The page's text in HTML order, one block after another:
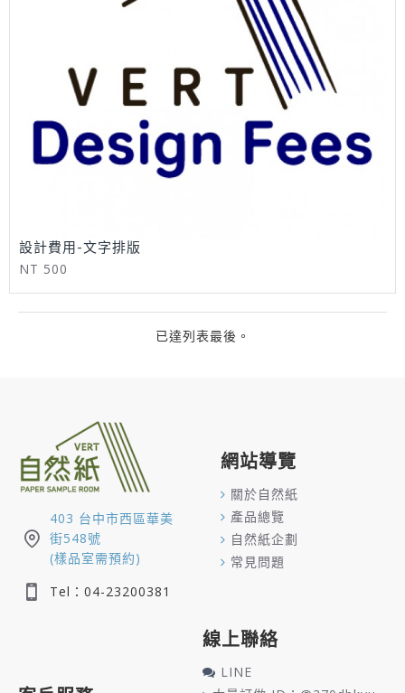
設計費用-文字排版
NT 500
已達列表最後。
403 台中市西區華美
街548號
(樣品室需預約)
Tel：04-23200381
網站導覽
關於自然紙
產品總覽
自然紙企劃
常見問題
線上聯絡
LINE